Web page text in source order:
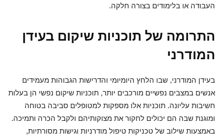
העבודה או בלימודים בצורה חלקה.
התרומה של תוכניות שיקום בעידן
המודרני
בעידן המודרני, שבו הלחץ היומיומי והדרישות הגבוהות מעמידים
אנשים במצבים נפשיים מורכבים יותר, תוכניות שיקום נפשי הן בעלות
חשיבות עליונה. תוכניות אלו מספקות למטופלים סביבה בטוחה
ומוגנת שבה הם יכולים לחקור את מצוקותיהם ולקבל הכרה ותמיכה.
באמצעות שילוב של טכניקות טיפול מודרניות וגישות מסורתיות,